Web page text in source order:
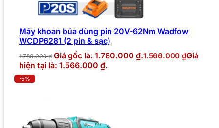
Máy khoan búa dùng pin 20V-62Nm Wadfow
WCDP6281 (2 pin & sạc)
1.780.000₫ Giá gốc là: 1.780.000 ₫.1.566.000 ₫Giá
hiện tại là: 1.566.000 ₫.
-5%